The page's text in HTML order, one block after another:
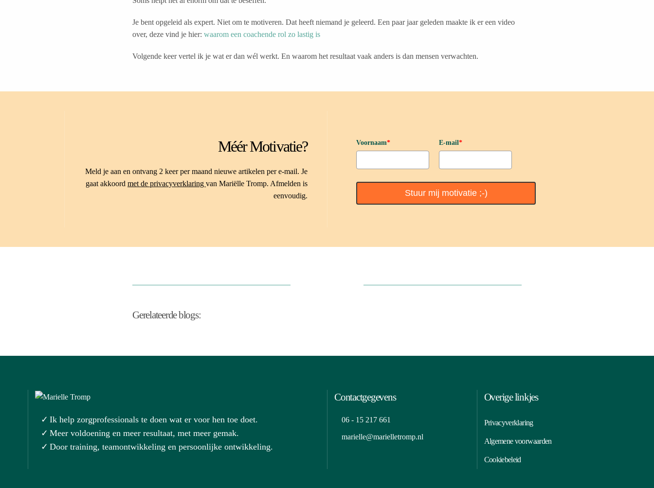
Je bent opgeleid als expert. Niet om te motiveren. Dat heeft niemand je geleerd. Een paar jaar geleden maakte ik er een video
over, deze vind je hier: waarom een coachende rol zo lastig is
Volgende keer vertel ik je wat er dan wél werkt. En waarom het resultaat vaak anders is dan mensen verwachten.
Méér Motivatie?
Meld je aan en ontvang 2 keer per maand nieuwe artikelen per e-mail. Je
gaat akkoord met de privacyverklaring van Mariëlle Tromp. Afmelden is
eenvoudig.
Voornaam* E-mail*
Stuur mij motivatie ;-)
Gerelateerde blogs:
Ik help zorgprofessionals te doen wat er voor hen toe doet.
Meer voldoening en meer resultaat, met meer gemak.
Door training, teamontwikkeling en persoonlijke ontwikkeling.
Contactgegevens
06 - 15 217 661
marielle@marielletromp.nl
Overige linkjes
Privacyverklaring
Algemene voorwaarden
Cookiebeleid